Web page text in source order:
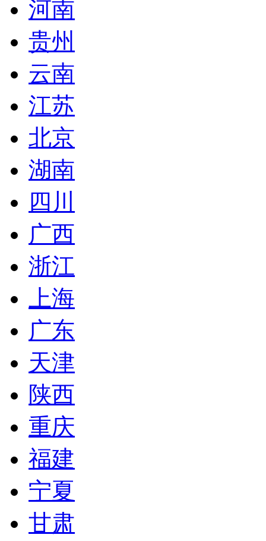
河南
贵州
云南
江苏
北京
湖南
四川
广西
浙江
上海
广东
天津
陕西
重庆
福建
宁夏
甘肃